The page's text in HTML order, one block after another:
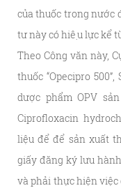
của thuốc trong nước
tư này có hiệu lực kể
Theo Công văn này,
thuốc “Opecipro
dược phẩm OPV
Ciprofloxacin
liệu để để sản xuất
giấy đăng ký lưu
và phải thực hiện việc